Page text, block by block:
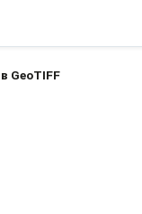
GeoTIFF